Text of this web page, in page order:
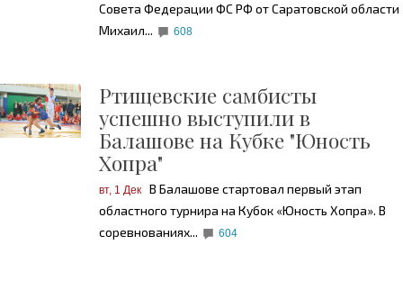
Совета Федерации ФС РФ от Саратовской области
Михаил...
608
Ртищевские самбисты
успешно выступили в
Балашове на Кубке "Юность
Хопра"
вт, 1 Дек
В Балашове стартовал первый этап
областного турнира на Кубок «Юность Хопра». В
соревнованиях...
604